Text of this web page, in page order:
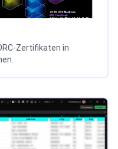
Zertifikaten in